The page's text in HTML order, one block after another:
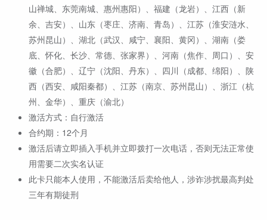
山禅城、东莞南城、惠州惠阳）、福建（龙岩）、江西（新
余、吉安）、山东（枣庄、济南、青岛）、江苏（淮安涟水、
苏州昆山）、湖北（武汉、咸宁、襄阳、黄冈）、湖南（娄
底、怀化、长沙、常德、张家界）、河南（焦作、周口）、安
徽（合肥）、辽宁（沈阳、丹东）、四川（成都、绵阳）、陕
西（西安、咸阳秦都）、江苏（南京、苏州昆山）、浙江（杭
州、金华）、重庆（渝北）
激活方式：自行激活
合约期：12个月
激活后请立即插入手机并立即拨打一次电话，否则无法正常使
用需要二次实名认证
此卡只能本人使用，不能激活后卖给他人，涉诈涉扰最高判处
三年有期徒刑